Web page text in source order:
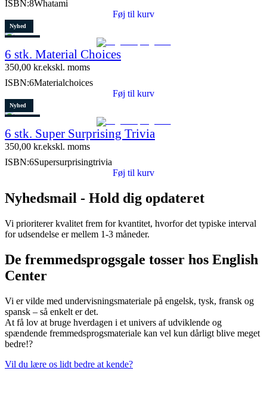
ISBN:8Whatami
Føj til kurv
Nyhed
5 stk. tilbage
6 stk. Material Choices
350,00 kr.ekskl. moms
ISBN:6Materialchoices
Føj til kurv
Nyhed
8 stk. tilbage
6 stk. Super Surprising Trivia
350,00 kr.ekskl. moms
ISBN:6Supersurprisingtrivia
Føj til kurv
Nyhedsmail - Hold dig opdateret
Vi prioriterer kvalitet frem for kvantitet, hvorfor det typiske interval
for udsendelse er mellem 1-3 måneder.
De fremmedsprogsgale tosser hos English
Center
Vi er vilde med undervisningsmateriale på engelsk, tysk, fransk og
spansk – så enkelt er det.
At få lov at bruge hverdagen i et univers af udviklende og
spændende fremmedsprogsmateriale kan vel kun dårligt blive meget
bedre!?
Vil du lære os lidt bedre at kende?